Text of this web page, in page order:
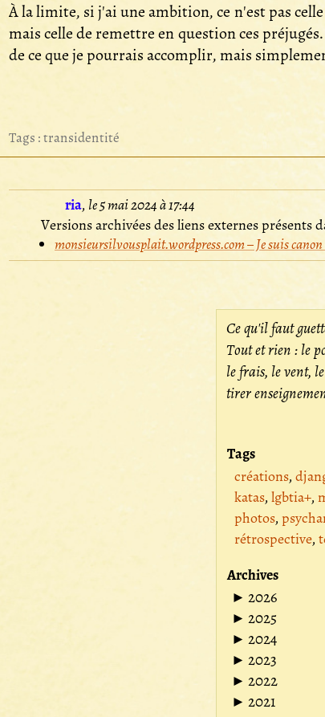
À la limite, si j'ai une ambition, ce n'est pas
mais celle de remettre en question ces
de ce que je pourrais accomplir, mais
Tags :transidentité
ria, le 5 mai 2024 à 17:44
Versions archivées des liens externes présents
monsieursilvousplait.wordpress.com – Je suis canon
Ce qu'il faut
Tout et rien : le
le frais, le vent,
tirer
Tags
créations
katas lgbtia+
photos
rétrospective
Archives
2026
2025
2024
2023
2022
2021